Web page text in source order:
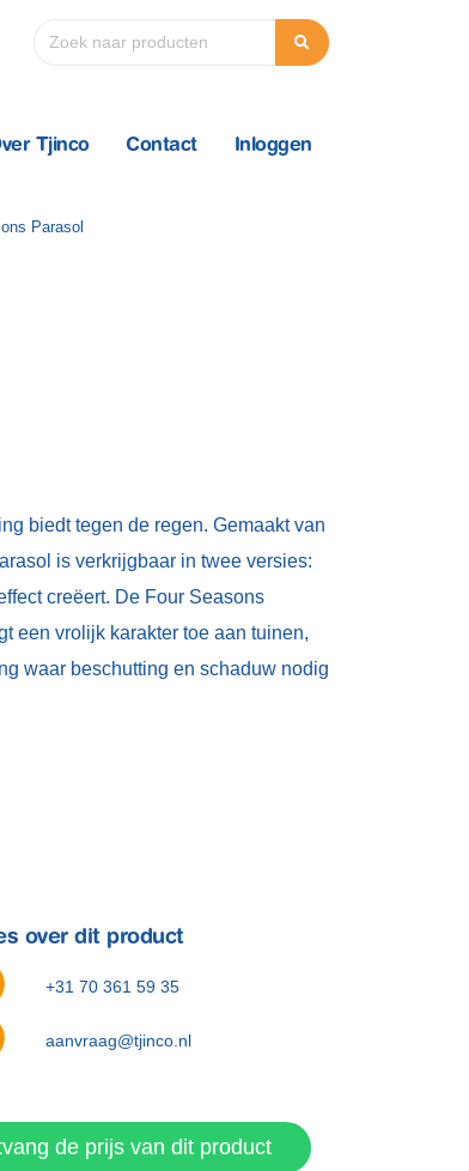
Tjinco Contact Inloggen
biedt tegen de regen. Gemaakt van
is verkrijgbaar in twee versies:
creëert. De Four Seasons
een vrolijk karakter toe aan tuinen,
waar beschutting en schaduw nodig
over dit product
+31 70 361 59 35
aanvraag@tjinco.nl
de prijs van dit product